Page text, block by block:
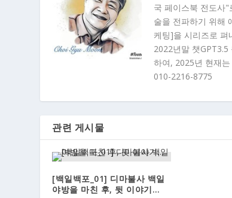
국 페이스북 전도사
술을 전파하기 위해
케팅]을 시리즈로 펴
2022년말 챗
하여, 2025년 현재
010-2216-8775
관련 게시물
[백일백포_01] 디마불사 백일
야방을 마친 후, 뒷 이야기…